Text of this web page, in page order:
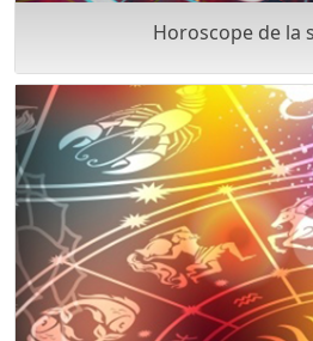
Horoscope de la